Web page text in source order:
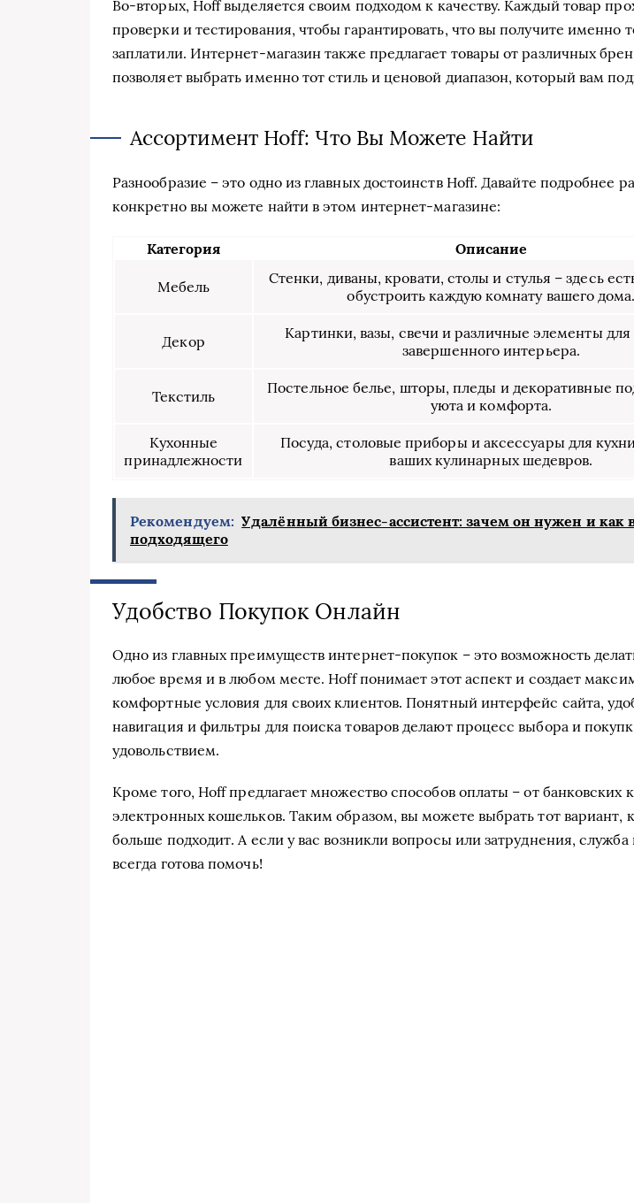
Во-вторых, Hoff выделяется своим подходом к качеству. Каждый товар
проверки и тестирования, чтобы гарантировать, что вы получите именно
заплатили. Интернет-магазин также предлагает товары от различных
позволяет выбрать именно тот стиль и ценовой диапазон, который вам
Ассортимент Hoff: Что Вы Можете Найти
Разнообразие – это одно из главных достоинств Hoff. Давайте подробнее
конкретно вы можете найти в этом интернет-магазине:
Категория Описание
Мебель
Стенки, диваны, кровати, столы и стулья – здесь
обустроить каждую комнату вашего дома.
Декор
Картинки, вазы, свечи и различные элементы для
завершенного интерьера.
Текстиль
Постельное белье, шторы, пледы и декоративные
уюта и комфорта.
Кухонные
принадлежности
Посуда, столовые приборы и аксессуары для
ваших кулинарных шедевров.
Рекомендуем: Удалённый бизнес-ассистент: зачем он нужен и как
подходящего
Удобство Покупок Онлайн
Одно из главных преимуществ интернет-покупок – это возможность
любое время и в любом месте. Hoff понимает этот аспект и создает
комфортные условия для своих клиентов. Понятный интерфейс сайта,
навигация и фильтры для поиска товаров делают процесс выбора и
удовольствием.
Кроме того, Hoff предлагает множество способов оплаты – от банковских
электронных кошельков. Таким образом, вы можете выбрать тот вариант,
больше подходит. А если у вас возникли вопросы или затруднения,
всегда готова помочь!